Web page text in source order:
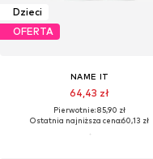
Dzieci
OFERTA
NAME IT
64,43 zł
Pierwotnie: 85,90 zł
Ostatnia najniższa cena:60,13 zł